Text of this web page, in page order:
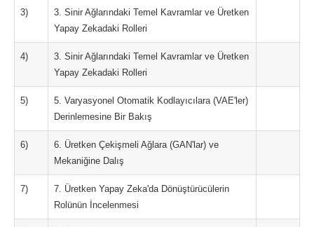
3)
3. Sinir Ağlarındaki Temel Kavramlar ve Üretken
Yapay Zekadaki Rolleri
4)
3. Sinir Ağlarındaki Temel Kavramlar ve Üretken
Yapay Zekadaki Rolleri
5)
5. Varyasyonel Otomatik Kodlayıcılara (VAE'ler)
Derinlemesine Bir Bakış
6)
6. Üretken Çekişmeli Ağlara (GAN'lar) ve
Mekaniğine Dalış
7)
7. Üretken Yapay Zeka'da Dönüştürücülerin
Rolünün İncelenmesi